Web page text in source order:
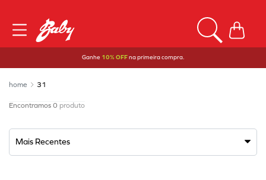
Ganhe 10% OFFna primeira compra.
31
0 produto
Mais Recentes